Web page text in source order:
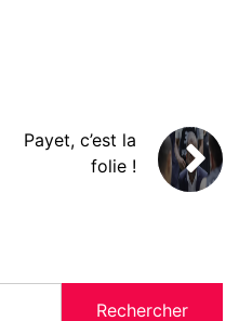
Payet, c’est la
folie !